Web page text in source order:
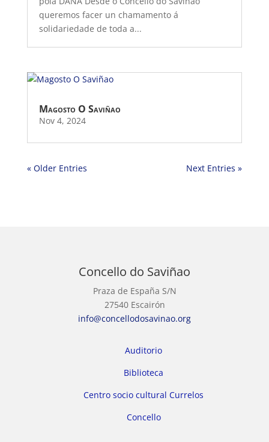
queremos facer un chamamento á
solidariedade de toda a...
Magosto O Saviñao
Nov 4, 2024
« Older Entries Next Entries »
Concello do Saviñao
Praza de España S/N
27540 Escairón
info@concellodosavinao.org
Auditorio
Biblioteca
Centro socio cultural Currelos
Concello